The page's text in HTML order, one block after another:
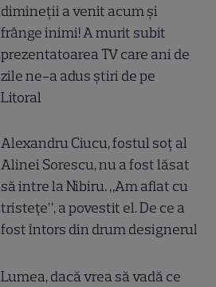
dimineții a venit acum și
frânge inimi! A murit subit
prezentatoarea TV care ani de
zile ne-a adus știri de pe
Litoral
Alexandru Ciucu, fostul soț al
Alinei Sorescu, nu a fost lăsat
să intre la Nibiru. „Am aflat cu
tristețe”, a povestit el. De ce a
fost întors din drum designerul
Lumea, dacă vrea să vadă ce